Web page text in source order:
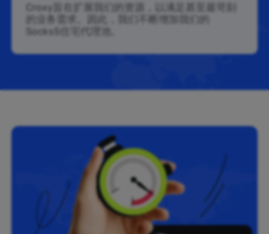
Croxy旨在扩展我们的资源，以满足甚至最苛刻
的业务需求。因此，我们不断增加我们的
Socks5住宅代理池。